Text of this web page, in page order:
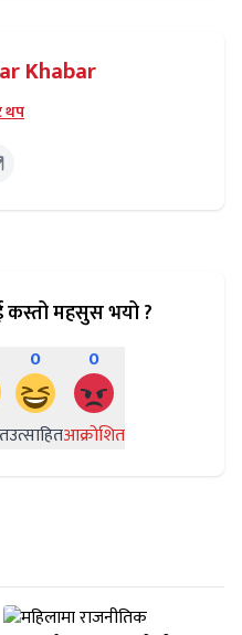
Khabar
थप
कस्तो महसुस भयो ?
0
उत्साहित
0
आक्रोशित